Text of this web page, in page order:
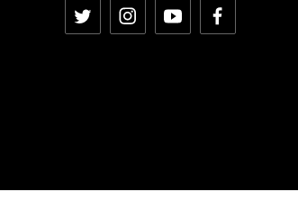
Twitter InstagramYouTubeFacebook